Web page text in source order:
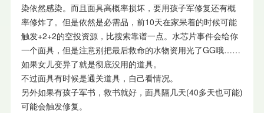
染依然感染。而且面具高概率损坏，要用孩子军修复还有概
率修炸了。但是依然是必需品，前10天在家呆着的时候可能
触发+2+2的空投资源，比搜索靠谱一点。水芯片事件会给你
一个面具，但是注意别把最后救命的水物资用光了GG哦……
如果女儿变异了就是彻底没用的道具。
不过面具有时候是通关道具，自己看情况。
另外如果有孩子军书，救书就好，面具隔几天(40多天也可能)
可能会触发修复。